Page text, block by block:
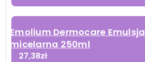
Emolium Dermocare Emulsja
micelarna 250ml
27,38zł